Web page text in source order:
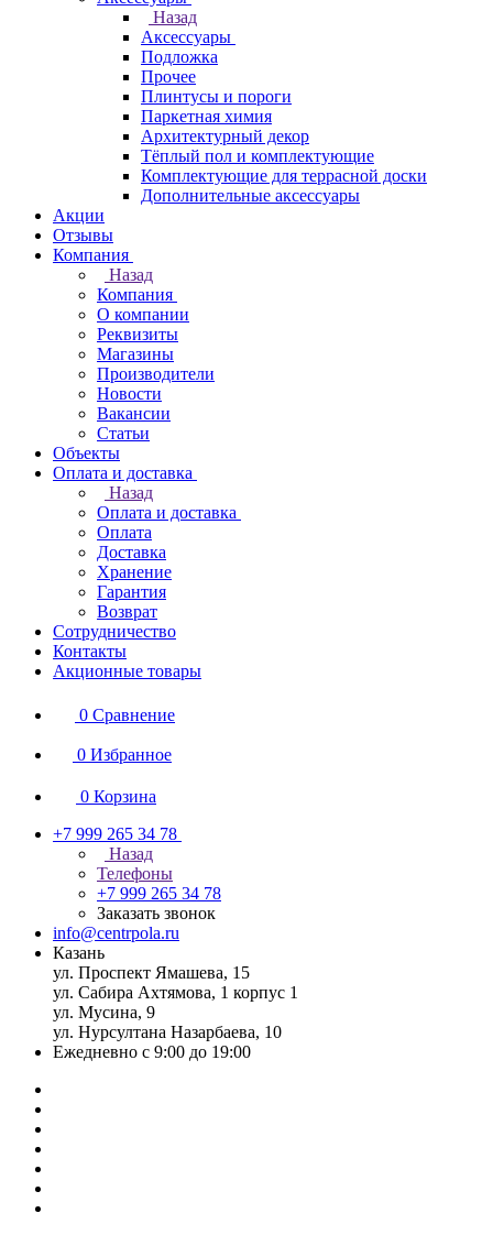
Назад
Аксессуары
Подложка
Прочее
Плинтусы и пороги
Паркетная химия
Архитектурный декор
Тёплый пол и комплектующие
Комплектующие для террасной доски
Дополнительные аксессуары
Акции
Отзывы
Компания
Назад
Компания
О компании
Реквизиты
Магазины
Производители
Новости
Вакансии
Статьи
Объекты
Оплата и доставка
Назад
Оплата и доставка
Оплата
Доставка
Хранение
Гарантия
Возврат
Сотрудничество
Контакты
Акционные товары
0 Сравнение
0 Избранное
0 Корзина
+7 999 265 34 78
Назад
Телефоны
+7 999 265 34 78
Заказать звонок
info@centrpola.ru
Казань
ул. Проспект Ямашева, 15
ул. Сабира Ахтямова, 1 корпус 1
ул. Мусина, 9
ул. Нурсултана Назарбаева, 10
Ежедневно с 9:00 до 19:00